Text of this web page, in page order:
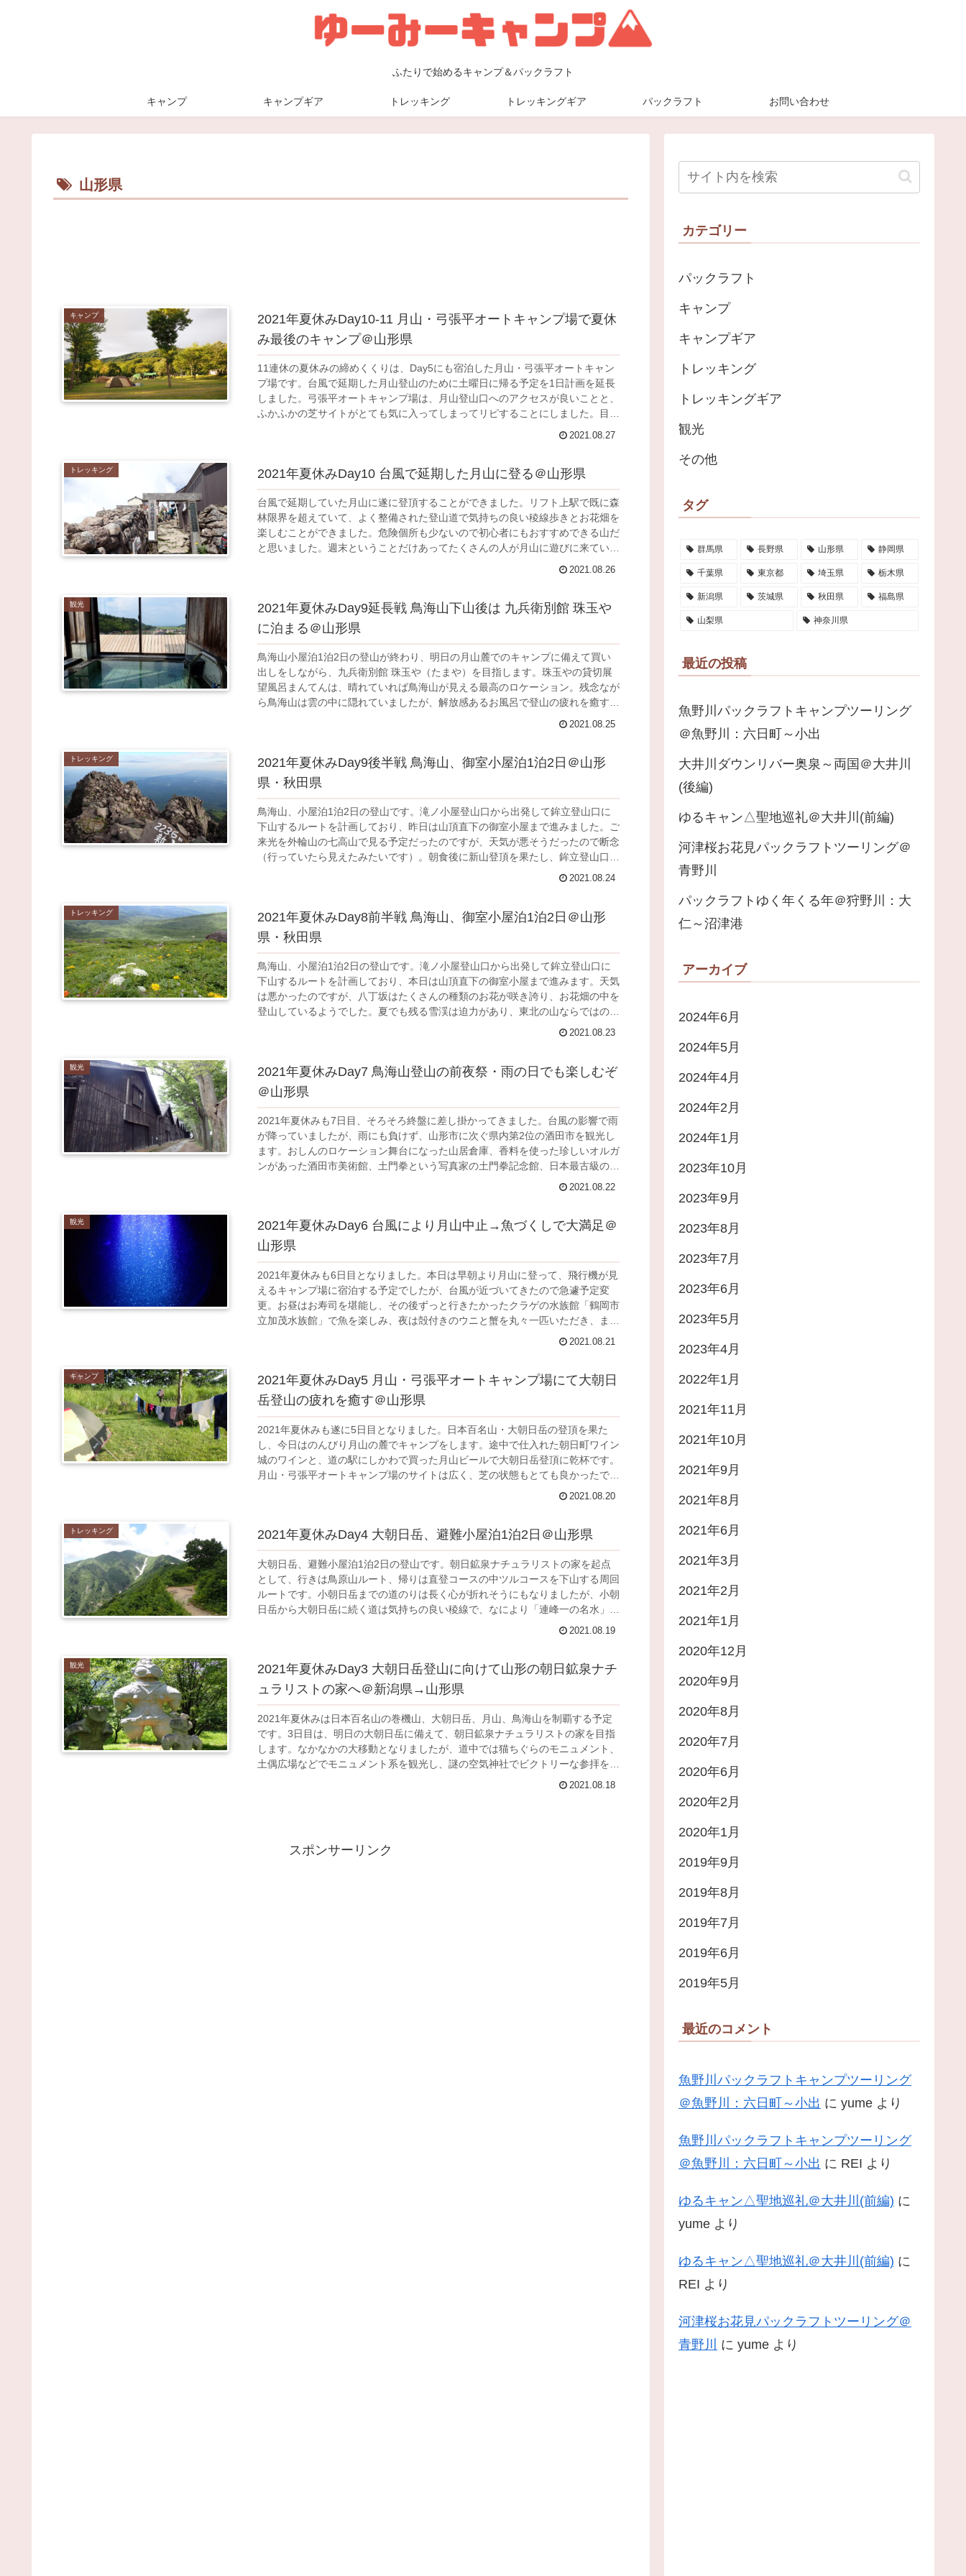
ふたりで始めるキャンプ＆パックラフト
キャンプ キャンプギア トレッキング トレッキングギア パックラフト お問い合わせ
山形県
キャンプ
2021年夏休みDay10-11 月山・弓張平オートキャンプ場で夏休
み最後のキャンプ＠山形県
11連休の夏休みの締めくくりは、Day5にも宿泊した月山・弓張平オートキャン
プ場です。台風で延期した月山登山のために土曜日に帰る予定を1日計画を延長
しました。弓張平オートキャンプ場は、月山登山口へのアクセスが良いことと、
ふかふかの芝サイトがとても気に入ってしまってリピすることにしました。目標
であった日本百名山4つを制覇することができ、思い残すことなく広々フリーサ
2021.08.27
トレッキング 2021年夏休みDay10 台風で延期した月山に登る＠山形県
台風で延期していた月山に遂に登頂することができました。リフト上駅で既に森
林限界を超えていて、よく整備された登山道で気持ちの良い稜線歩きとお花畑を
楽しむことができました。危険個所も少ないので初心者にもおすすめできる山だ
と思いました。週末ということだけあってたくさんの人が月山に遊びに来てい
2021.08.26
観光
2021年夏休みDay9延長戦 鳥海山下山後は 九兵衛別館 珠玉や
に泊まる＠山形県
鳥海山小屋泊1泊2日の登山が終わり、明日の月山麓でのキャンプに備えて買い
出しをしながら、九兵衛別館 珠玉や（たまや）を目指します。珠玉やの貸切展
望風呂まんてんは、晴れていれば鳥海山が見える最高のロケーション。残念なが
ら鳥海山は雲の中に隠れていましたが、解放感あるお風呂で登山の疲れを癒すこ
2021.08.25
トレッキング
2021年夏休みDay9後半戦 鳥海山、御室小屋泊1泊2日＠山形
県・秋田県
鳥海山、小屋泊1泊2日の登山です。滝ノ小屋登山口から出発して鉾立登山口に
下山するルートを計画しており、昨日は山頂直下の御室小屋まで進みました。ご
来光を外輪山の七高山で見る予定だったのですが、天気が悪そうだったので断念
（行っていたら見えたみたいです）。朝食後に新山登頂を果たし、鉾立登山口を
目指して下山しました。後半は整備された石の登山道になっていて、滝ノ小屋登
2021.08.24
トレッキング
2021年夏休みDay8前半戦 鳥海山、御室小屋泊1泊2日＠山形
県・秋田県
鳥海山、小屋泊1泊2日の登山です。滝ノ小屋登山口から出発して鉾立登山口に
下山するルートを計画しており、本日は山頂直下の御室小屋まで進みます。天気
は悪かったのですが、八丁坂はたくさんの種類のお花が咲き誇り、お花畑の中を
登山しているようでした。夏でも残る雪渓は迫力があり、東北の山ならではの景
色を楽しみました。一等三角点のある七高山には悪天候で登頂できなかったので
2021.08.23
観光
2021年夏休みDay7 鳥海山登山の前夜祭・雨の日でも楽しむぞ
＠山形県
2021年夏休みも7日目、そろそろ終盤に差し掛かってきました。台風の影響で雨
が降っていましたが、雨にも負けず、山形市に次ぐ県内第2位の酒田市を観光し
ます。おしんのロケーション舞台になった山居倉庫、香料を使った珍しいオルガ
ンがあった酒田市美術館、土門拳という写真家の土門拳記念館、日本最古級の木
造灯台がある日和山公園、といろいろなところを観光できました。明日からはい
2021.08.22
観光
2021年夏休みDay6 台風により月山中止→魚づくしで大満足＠
山形県
2021年夏休みも6日目となりました。本日は早朝より月山に登って、飛行機が見
えるキャンプ場に宿泊する予定でしたが、台風が近づいてきたので急遽予定変
更。お昼はお寿司を堪能し、その後ずっと行きたかったクラゲの水族館「鶴岡市
立加茂水族館」で魚を楽しみ、夜は殻付きのウニと蟹を丸々一匹いただき、まさ
に魚づくりの1日となりました。月山に登れなかったのは残念ですが、私たちに
2021.08.21
キャンプ
2021年夏休みDay5 月山・弓張平オートキャンプ場にて大朝日
岳登山の疲れを癒す＠山形県
2021年夏休みも遂に5日目となりました。日本百名山・大朝日岳の登頂を果た
し、今日はのんびり月山の麓でキャンプをします。途中で仕入れた朝日町ワイン
城のワインと、道の駅にしかわで買った月山ビールで大朝日岳登頂に乾杯です。
月山・弓張平オートキャンプ場のサイトは広く、芝の状態もとても良かったで
す。設備も綺麗でシャワー室や洗濯機もあるので高規格なキャンプ場だと思いま
2021.08.20
トレッキング 2021年夏休みDay4 大朝日岳、避難小屋泊1泊2日＠山形県
大朝日岳、避難小屋泊1泊2日の登山です。朝日鉱泉ナチュラリストの家を起点
として、行きは鳥原山ルート、帰りは直登コースの中ツルコースを下山する周回
ルートです。小朝日岳までの道のりは長く心が折れそうにもなりましたが、小朝
日岳から大朝日岳に続く道は気持ちの良い稜線で、なにより「連峰一の名水」と
呼ばれる銀玉水はとても冷えていて最高のご褒美になりました。前泊した朝日鉱
る山でした。
2021.08.19
観光
2021年夏休みDay3 大朝日岳登山に向けて山形の朝日鉱泉ナチ
ュラリストの家へ＠新潟県→山形県
2021年夏休みは日本百名山の巻機山、大朝日岳、月山、鳥海山を制覇する予定
です。3日目は、明日の大朝日岳に備えて、朝日鉱泉ナチュラリストの家を目指
します。なかなかの大移動となりましたが、道中では猫ちぐらのモニュメント、
土偶広場などでモニュメント系を観光し、謎の空気神社でビクトリーな参拝を行
い、最後に14Kmの狭い道を抜けてなんとか朝日鉱泉へと辿り着きました。
2021.08.18
スポンサーリンク
カテゴリー
パックラフト
キャンプ
キャンプギア
トレッキング
トレッキングギア
観光
その他
タグ
群馬県 長野県 山形県 静岡県
千葉県 東京都 埼玉県 栃木県
新潟県 茨城県 秋田県 福島県
山梨県 神奈川県
最近の投稿
魚野川パックラフトキャンプツーリング
＠魚野川：六日町～小出
大井川ダウンリバー奥泉～両国＠大井川
(後編)
ゆるキャン△聖地巡礼＠大井川(前編)
河津桜お花見パックラフトツーリング＠
青野川
パックラフトゆく年くる年＠狩野川：大
仁～沼津港
アーカイブ
2024年6月
2024年5月
2024年4月
2024年2月
2024年1月
2023年10月
2023年9月
2023年8月
2023年7月
2023年6月
2023年5月
2023年4月
2022年1月
2021年11月
2021年10月
2021年9月
2021年8月
2021年6月
2021年3月
2021年2月
2021年1月
2020年12月
2020年9月
2020年8月
2020年7月
2020年6月
2020年2月
2020年1月
2019年9月
2019年8月
2019年7月
2019年6月
2019年5月
最近のコメント
魚野川パックラフトキャンプツーリング
＠魚野川：六日町～小出 に yume より
魚野川パックラフトキャンプツーリング
＠魚野川：六日町～小出 に REI より
ゆるキャン△聖地巡礼＠大井川(前編) に
yume より
ゆるキャン△聖地巡礼＠大井川(前編) に
REI より
河津桜お花見パックラフトツーリング＠
青野川
に yume より